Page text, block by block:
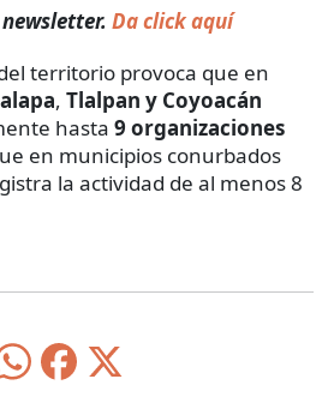
Da click aquí
territorio provoca que en
, Tlalpan y Coyoacán
hasta 9 organizaciones
en municipios conurbados
la actividad de al menos 8